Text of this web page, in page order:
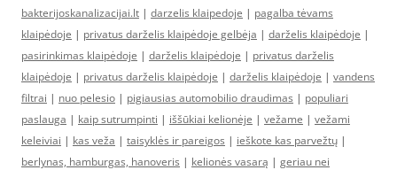
bakterijoskanalizacijai.lt | darzelis klaipedoje | pagalba tėvams
klaipėdoje | privatus darželis klaipėdoje gelbėja | darželis klaipėdoje |
pasirinkimas klaipėdoje | darželis klaipėdoje | privatus darželis
klaipėdoje | privatus darželis klaipėdoje | darželis klaipėdoje | vandens
filtrai | nuo pelesio | pigiausias automobilio draudimas | populiari
paslauga | kaip sutrumpinti | iššūkiai kelionėje | vežame | vežami
keleiviai | kas veža | taisyklės ir pareigos | ieškote kas parvežtų |
berlynas, hamburgas, hanoveris | kelionės vasarą | geriau nei